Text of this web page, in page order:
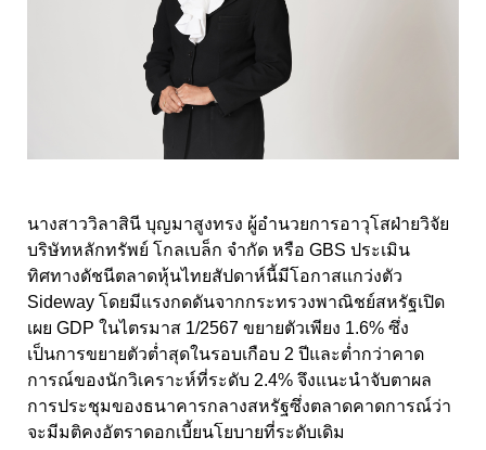
นางสาววิลาสินี บุญมาสูงทรง ผู้อำนวยการอาวุโสฝ่ายวิจัย
บริษัทหลักทรัพย์ โกลเบล็ก จำกัด หรือ GBS ประเมิน
ทิศทางดัชนีตลาดหุ้นไทยสัปดาห์นี้มีโอกาสแกว่งตัว
Sideway โดยมีแรงกดดันจากกระทรวงพาณิชย์สหรัฐเปิด
เผย GDP ในไตรมาส 1/2567 ขยายตัวเพียง 1.6% ซึ่ง
เป็นการขยายตัวต่ำสุดในรอบเกือบ 2 ปีและต่ำกว่าคาด
การณ์ของนักวิเคราะห์ที่ระดับ 2.4% จึงแนะนำจับตาผล
การประชุมของธนาคารกลางสหรัฐซึ่งตลาดคาดการณ์ว่า
จะมีมติคงอัตราดอกเบี้ยนโยบายที่ระดับเดิม